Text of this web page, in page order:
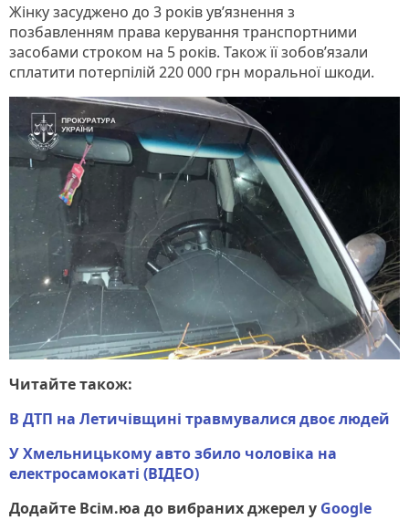
Жінку засуджено до 3 років ув’язнення з
позбавленням права керування транспортними
засобами строком на 5 років. Також її зобов’язали
сплатити потерпілій 220 000 грн моральної шкоди.
Читайте також:
В ДТП на Летичівщині травмувалися двоє людей
У Хмельницькому авто збило чоловіка на
електросамокаті (ВІДЕО)
Додайте Всім.юа до вибраних джерел у Google